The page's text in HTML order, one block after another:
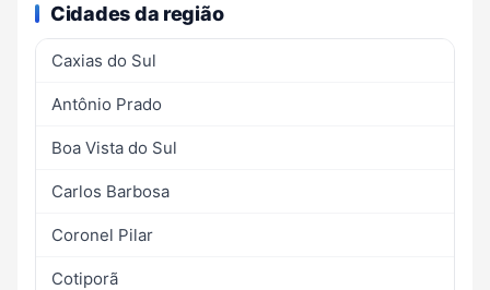
Cidades da região
Caxias do Sul
Antônio Prado
Boa Vista do Sul
Carlos Barbosa
Coronel Pilar
Cotiporã